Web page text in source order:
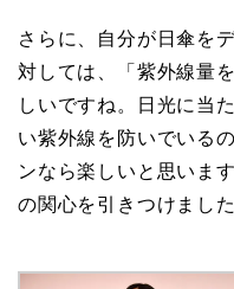
さらに、自分が日傘を
対しては、「紫外線量
しいですね。日光に当
い紫外線を防いでいる
ンなら楽しいと思いま
の関心を引きつけました